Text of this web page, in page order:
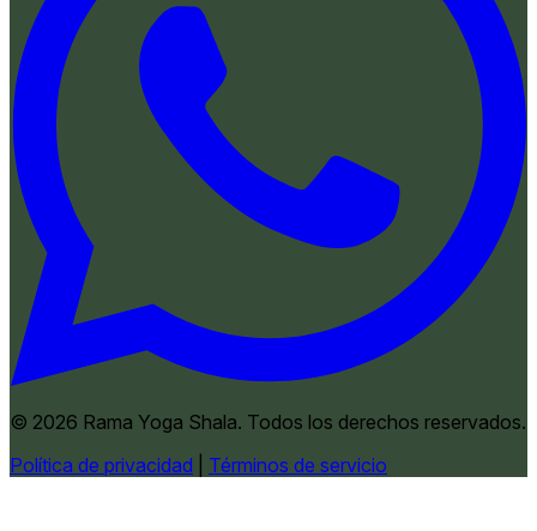
© 2026 Rama Yoga Shala. Todos los derechos reservados.
Política de privacidad
Términos de servicio